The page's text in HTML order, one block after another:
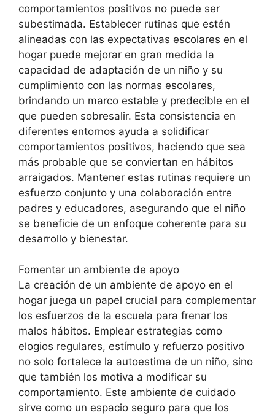
comportamientos positivos no puede ser
subestimada. Establecer rutinas que estén
alineadas con las expectativas escolares en el
hogar puede mejorar en gran medida la
capacidad de adaptación de un niño y su
cumplimiento con las normas escolares,
brindando un marco estable y predecible en el
que pueden sobresalir. Esta consistencia en
diferentes entornos ayuda a solidificar
comportamientos positivos, haciendo que sea
más probable que se conviertan en hábitos
arraigados. Mantener estas rutinas requiere un
esfuerzo conjunto y una colaboración entre
padres y educadores, asegurando que el niño
se beneficie de un enfoque coherente para su
desarrollo y bienestar.
Fomentar un ambiente de apoyo
La creación de un ambiente de apoyo en el
hogar juega un papel crucial para complementar
los esfuerzos de la escuela para frenar los
malos hábitos. Emplear estrategias como
elogios regulares, estímulo y refuerzo positivo
no solo fortalece la autoestima de un niño, sino
que también los motiva a modificar su
comportamiento. Este ambiente de cuidado
sirve como un espacio seguro para que los